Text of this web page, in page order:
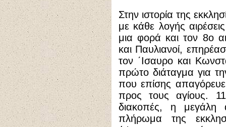
Στην ιστορία της
με κάθε λογής
μια φορά και τον 8ο
και Παυλιανοί,
τον ΄Ισαυρο και
πρώτο διάταγμα για
που επίσης απαγόρευε
προς τους αγίους.
διακοπές, η μεγάλη
πλήρωμα της